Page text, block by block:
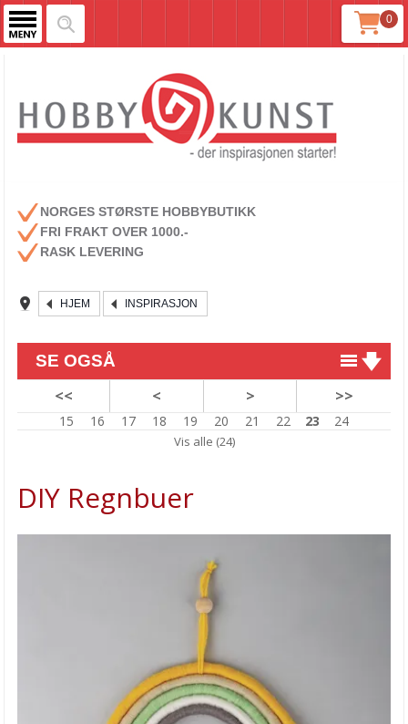
0
NORGES STØRSTE HOBBYBUTIKK
FRI FRAKT OVER 1000.-
RASK LEVERING
HJEM INSPIRASJON
SE OGSÅ
Julekort med stempelmotiv du fargelegger selv
Stille natt - inspirasjon fra PapirDesign
Spennende kurs med Elizabeth Elton!
Dina Wakleys akrylmaling
Kjøkkenklutene strikker du selv!
<< < > >>
15 16 17 18 19 20 21 22 23 24
Vis alle (24)
DIY Regnbuer